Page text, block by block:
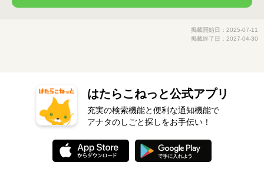
掲載開始日：2025-07-11
掲載終了日：2027-04-30
はたらこねっと公式アプリ
充実の検索機能と便利な通知機能で
アナタのしごと探しをお手伝い！